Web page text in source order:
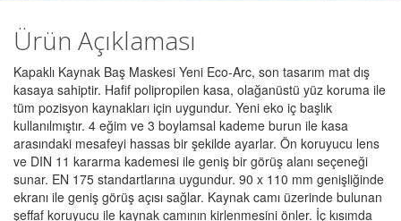
Ürün Açıklaması
Kapaklı Kaynak Baş Maskesi Yeni Eco-Arc, son tasarım mat dış
kasaya sahiptir. Hafif polipropilen kasa, olağanüstü yüz koruma ile
tüm pozisyon kaynakları için uygundur. Yeni eko iç başlık
kullanılmıştır. 4 eğim ve 3 boylamsal kademe burun ile kasa
arasındaki mesafeyi hassas bir şekilde ayarlar. Ön koruyucu lens
ve DIN 11 kararma kademesi ile geniş bir görüş alanı seçeneği
sunar. EN 175 standartlarına uygundur. 90 x 110 mm genişliğinde
ekranı ile geniş görüş açısı sağlar. Kaynak camı üzerinde bulunan
şeffaf koruyucu ile kaynak camının kirlenmesini önler. İç kısımda